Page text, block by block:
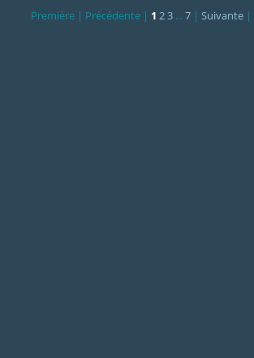
Première | Précédente | 1 23 ...7 | Suivante |